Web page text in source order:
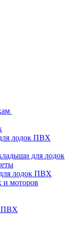
лодок ПВХ
для лодок
лодок ПВХ
и моторов
ПВХ